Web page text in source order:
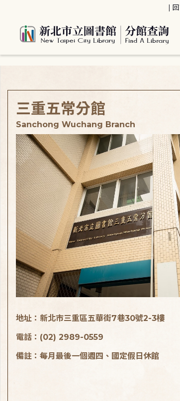
三重五常分館
Sanchong Wuchang Branch
地址：新北市三重區五華街7巷30號2-3樓
電話：(02) 2989-0559
備註：每月最後一個週四、國定假日休館